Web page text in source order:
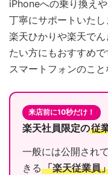
iPhoneへの乗り換え
丁寧にサポートいたし
楽天ひかりや楽天で
たい方にもおすすめで
スマートフォンのこと
来店前に10秒だけ！
楽天社員限定の従
一般には公開され
きる 「楽天従業員